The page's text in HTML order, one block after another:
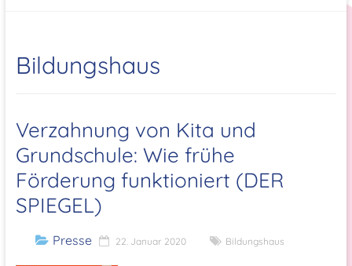
Bildungshaus
Verzahnung von Kita und
Grundschule: Wie frühe
Förderung funktioniert (DER
SPIEGEL)
Presse 22. Januar 2020 Bildungshaus